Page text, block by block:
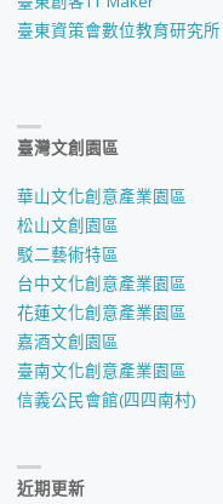
臺東資策會數位教育研究所
臺灣文創園區
華山文化創意產業園區
松山文創園區
駁二藝術特區
台中文化創意產業園區
花蓮文化創意產業園區
嘉酒文創園區
臺南文化創意產業園區
信義公民會館(四四南村)
近期更新